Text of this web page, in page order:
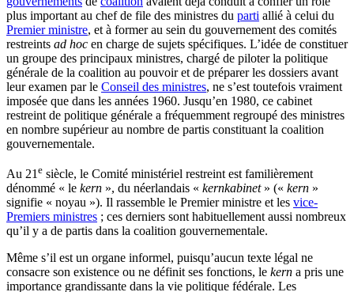
plus important au chef de file des ministres du parti allié à celui du
Premier ministre, et à former au sein du gouvernement des comités
restreints ad hoc en charge de sujets spécifiques. L’idée de constituer
un groupe des principaux ministres, chargé de piloter la politique
générale de la coalition au pouvoir et de préparer les dossiers avant
leur examen par le Conseil des ministres, ne s’est toutefois vraiment
imposée que dans les années 1960. Jusqu’en 1980, ce cabinet
restreint de politique générale a fréquemment regroupé des ministres
en nombre supérieur au nombre de partis constituant la coalition
gouvernementale.
Au 21 e siècle, le Comité ministériel restreint est familièrement
dénommé « le kern », du néerlandais « kernkabinet» (« kern »
signifie « noyau »). Il rassemble le Premier ministre et les vice-
Premiers ministres ; ces derniers sont habituellement aussi nombreux
qu’il y a de partis dans la coalition gouvernementale.
Même s’il est un organe informel, puisqu’aucun texte légal ne
consacre son existence ou ne définit ses fonctions, le kern a pris une
importance grandissante dans la vie politique fédérale. Les